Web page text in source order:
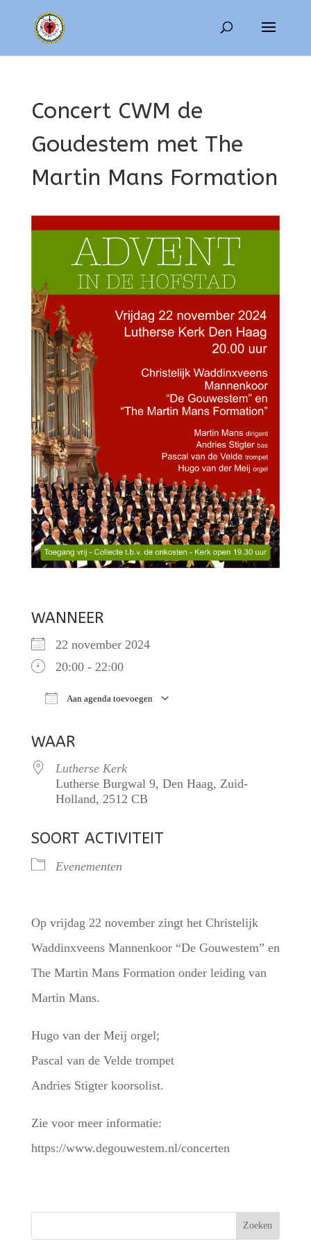
Concert CWM de
Goudestem met The
Martin Mans Formation
WANNEER
22 november 2024
20:00 - 22:00
Aan agenda toevoegen
WAAR
Lutherse Kerk
Lutherse Burgwal 9, Den Haag, Zuid-
Holland, 2512 CB
SOORT ACTIVITEIT
Evenementen
Op vrijdag 22 november zingt het Christelijk
Waddinxveens Mannenkoor “De Gouwestem” en
The Martin Mans Formation onder leiding van
Martin Mans.
Hugo van der Meij orgel;
Pascal van de Velde trompet
Andries Stigter koorsolist.
Zie voor meer informatie:
https://www.degouwestem.nl/concerten